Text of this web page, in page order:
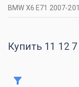
BMW X6 Е71 2007-
Купить 11 12